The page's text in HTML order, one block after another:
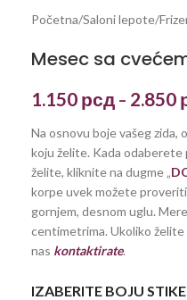
Početna/Saloni lepote/
Mesec sa
1.150 рсд – 2.850
Na osnovu boje vašeg zida,
koju želite. Kada odaberete
želite, kliknite na dugme „
korpe uvek možete
gornjem, desnom uglu.
centimetrima. Ukoliko želite
nas kontaktirate.
IZABERITE BOJU